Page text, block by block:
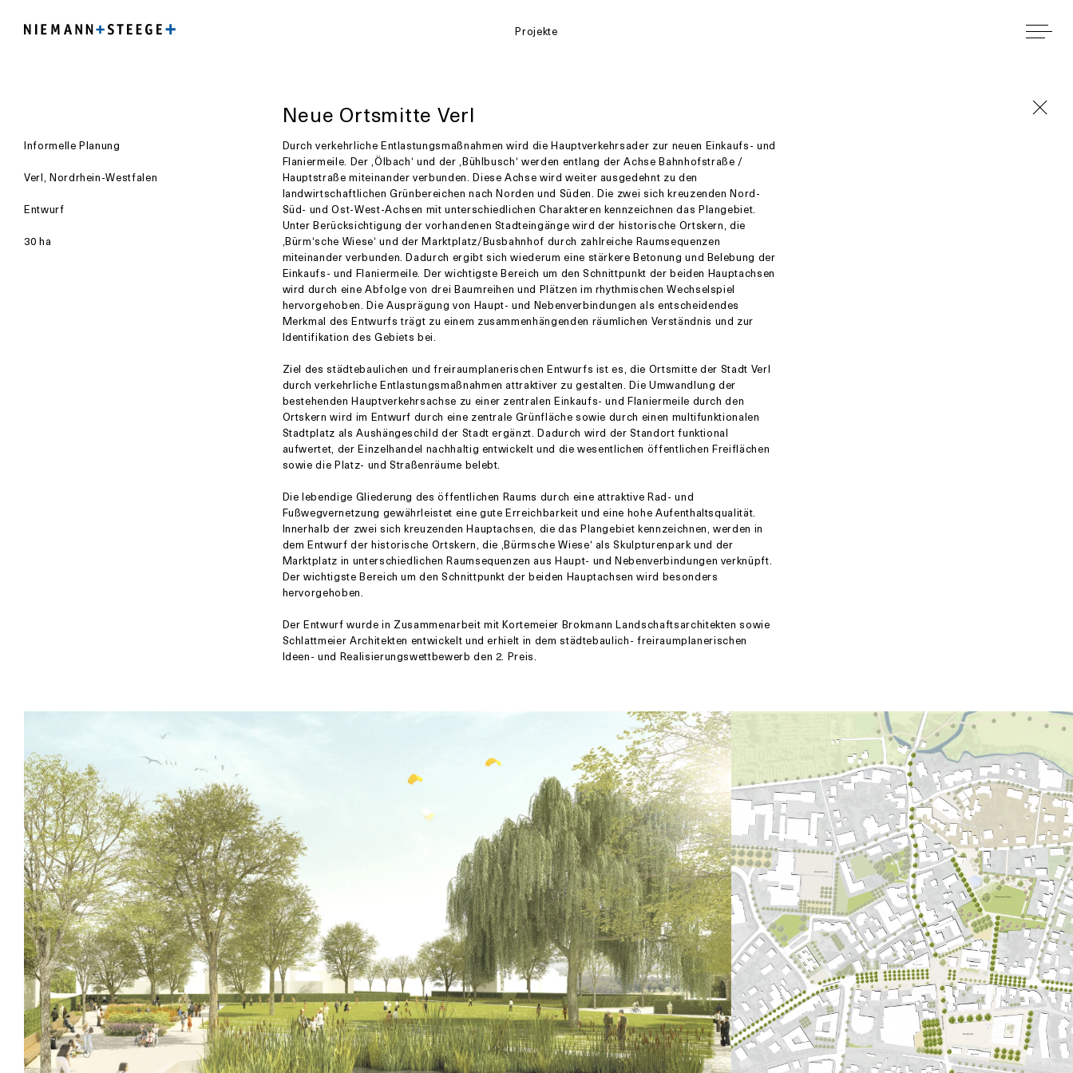
Projekte
Neue Ortsmitte Verl
Informelle Planung
Verl, Nordrhein-Westfalen
Entwurf
30 ha
Durch verkehrliche Entlastungsmaßnahmen wird die Hauptverkehrsader zur neuen Einkaufs- und
Flaniermeile. Der ‚Ölbach‘ und der ‚Bühlbusch‘ werden entlang der Achse Bahnhofstraße /
Hauptstraße miteinander verbunden. Diese Achse wird weiter ausgedehnt zu den
landwirtschaftlichen Grünbereichen nach Norden und Süden. Die zwei sich kreuzenden Nord-
Süd- und Ost-West-Achsen mit unterschiedlichen Charakteren kennzeichnen das Plangebiet.
Unter Berücksichtigung der vorhandenen Stadteingänge wird der historische Ortskern, die
‚Bürm‘sche Wiese‘ und der Marktplatz/Busbahnhof durch zahlreiche Raumsequenzen
miteinander verbunden. Dadurch ergibt sich wiederum eine stärkere Betonung und Belebung der
Einkaufs- und Flaniermeile. Der wichtigste Bereich um den Schnittpunkt der beiden Hauptachsen
wird durch eine Abfolge von drei Baumreihen und Plätzen im rhythmischen Wechselspiel
hervorgehoben. Die Ausprägung von Haupt- und Nebenverbindungen als entscheidendes
Merkmal des Entwurfs trägt zu einem zusammenhängenden räumlichen Verständnis und zur
Identifikation des Gebiets bei.
Ziel des städtebaulichen und freiraumplanerischen Entwurfs ist es, die Ortsmitte der Stadt Verl
durch verkehrliche Entlastungsmaßnahmen attraktiver zu gestalten. Die Umwandlung der
bestehenden Hauptverkehrsachse zu einer zentralen Einkaufs- und Flaniermeile durch den
Ortskern wird im Entwurf durch eine zentrale Grünfläche sowie durch einen multifunktionalen
Stadtplatz als Aushängeschild der Stadt ergänzt. Dadurch wird der Standort funktional
aufwertet, der Einzelhandel nachhaltig entwickelt und die wesentlichen öffentlichen Freiflächen
sowie die Platz- und Straßenräume belebt.
Die lebendige Gliederung des öffentlichen Raums durch eine attraktive Rad- und
Fußwegvernetzung gewährleistet eine gute Erreichbarkeit und eine hohe Aufenthaltsqualität.
Innerhalb der zwei sich kreuzenden Hauptachsen, die das Plangebiet kennzeichnen, werden in
dem Entwurf der historische Ortskern, die ‚Bürmsche Wiese‘ als Skulpturenpark und der
Marktplatz in unterschiedlichen Raumsequenzen aus Haupt- und Nebenverbindungen verknüpft.
Der wichtigste Bereich um den Schnittpunkt der beiden Hauptachsen wird besonders
hervorgehoben.
Der Entwurf wurde in Zusammenarbeit mit Kortemeier Brokmann Landschaftsarchitekten sowie
Schlattmeier Architekten entwickelt und erhielt in dem städtebaulich- freiraumplanerischen
Ideen- und Realisierungswettbewerb den 2. Preis.